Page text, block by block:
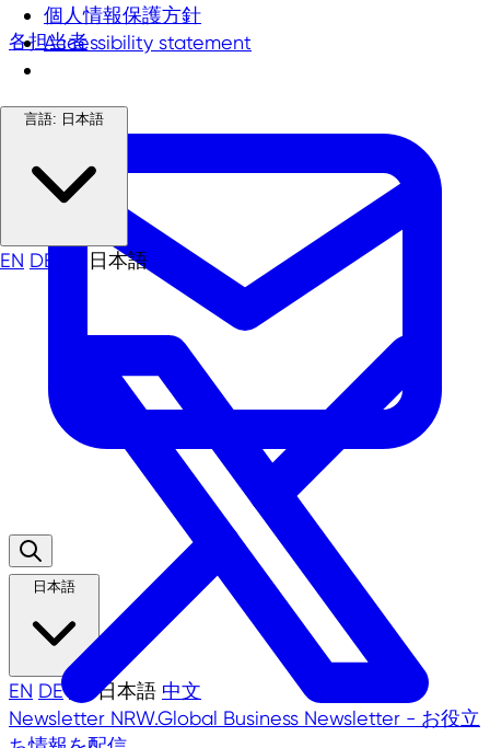
各担当者
日本語
EN DE 日本語 中文
Newsletter NRW.Global Business Newsletter - お役立
個人情報保護方針
Accessibility statement
言語: 日本語
EN DE 日本語